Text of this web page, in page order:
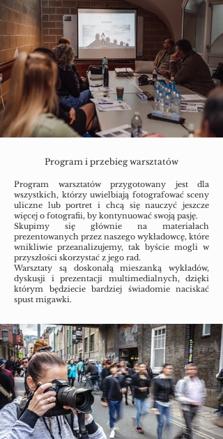
Program i przebieg warsztatów
Program warsztatów przygotowany jest dla
wszystkich, którzy uwielbiają fotografować sceny
uliczne lub portret i chcą się nauczyć jeszcze
więcej o fotografii, by kontynuować swoją pasję.
Skupimy się głównie na materiałach
prezentowanych przez naszego wykładowcę, które
wnikliwie przeanalizujemy, tak byście mogli w
przyszłości skorzystać z jego rad.
Warsztaty są doskonałą mieszanką wykładów,
dyskusji i prezentacji multimedialnych, dzięki
którym będziecie bardziej świadomie naciskać
spust migawki.